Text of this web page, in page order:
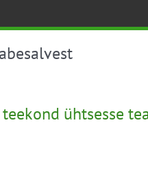
teekond ühtsesse